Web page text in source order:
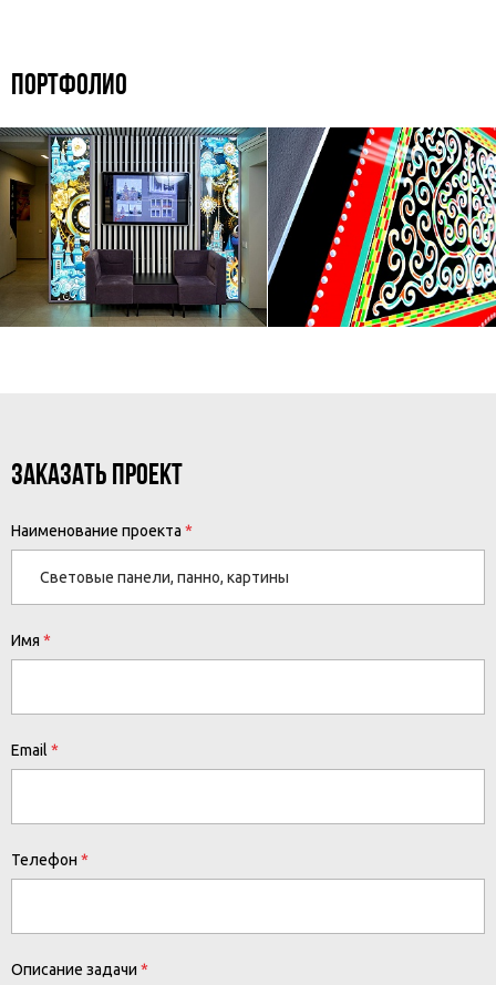
ПОРТФОЛИО
ЗАКАЗАТЬ ПРОЕКТ
Наименование проекта
Имя
Email
Телефон
Описание задачи